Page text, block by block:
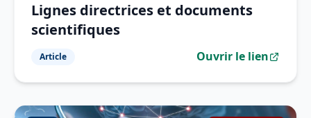
Lignes directrices et documents
scientifiques
Article Ouvrir le lien